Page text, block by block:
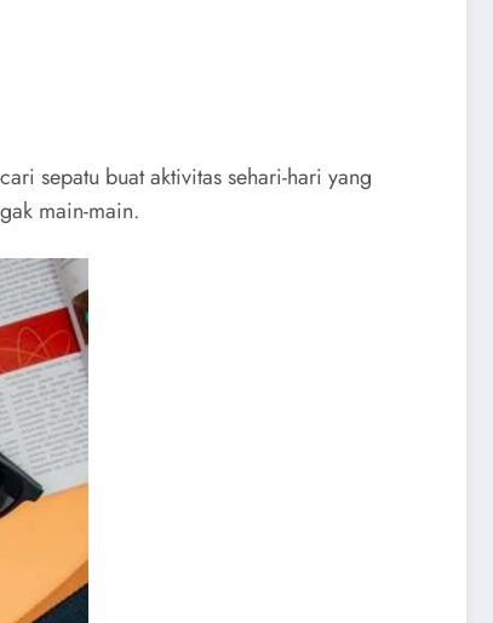
sepatu buat aktivitas sehari-hari yang
main-main.